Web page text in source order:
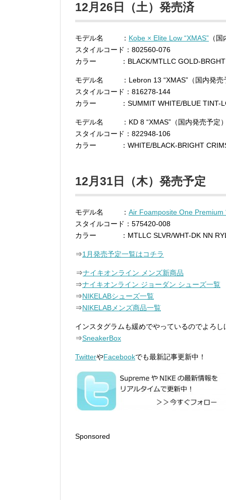
12月26日（土）発売済
モデル名 ： Kobe × Elite Low “XMAS” （
スタイルコード：802560-076
カラー ：BLACK/MTLLC GOLD-BRGHT
モデル名 ：Lebron 13 “XMAS”（国内発売
スタイルコード：816278-144
カラー ：SUMMIT WHITE/BLUE TINT-
モデル名 ：KD 8 “XMAS”（国内発売予定
スタイルコード：822948-106
カラー ：WHITE/BLACK-BRIGHT
12月31日（木）発売予定
モデル名 ： Air Foamposite One Premium
スタイルコード：575420-008
カラー ：MTLLC SLVR/WHT-DK NN
⇒1月発売予定一覧はコチラ
⇒ナイキオンライン メンズ新商品
⇒ナイキオンライン ジョーダン シューズ一覧
⇒NIKELABシューズ一覧
⇒NIKELABメンズ商品一覧
インスタグラムも緩めでやっているのでよろし
⇒SneakerBox
TwitterやFacebookでも最新記事更新中！
Sponsored